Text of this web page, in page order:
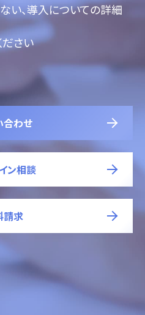
い、導入についての詳細
ださい
合わせ
ン相談
請求